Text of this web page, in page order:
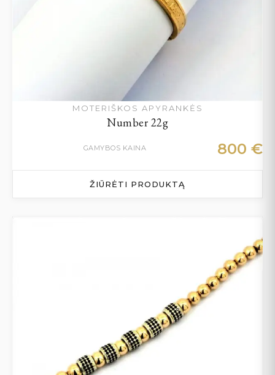
MOTERIŠKOS APYRANKĖS
Number 22g
GAMYBOS KAINA 800 €
ŽIŪRĖTI PRODUKTĄ